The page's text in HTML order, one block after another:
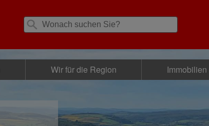
Wir für die Region Immobilien